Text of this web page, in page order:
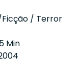
/ Terror
Min